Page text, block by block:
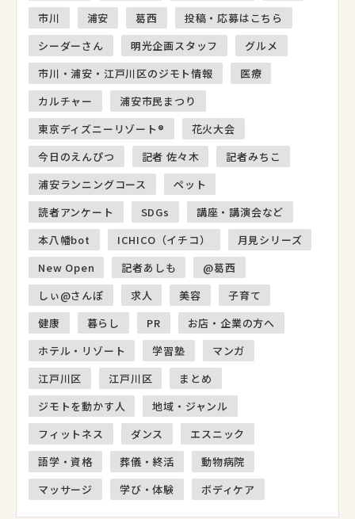
市川
浦安 葛西
投稿・応募はこちら
シーダーさん
明光企画スタッフ
グルメ
市川・浦安・江戸川区のジモト情報
医療
カルチャー
浦安市民まつり
東京ディズニーリゾート®
花火大会
今日のえんぴつ
記者 佐々木
記者みちこ
浦安ランニングコース
ペット
読者アンケート
SDGs
講座・講演会など
本八幡bot
ICHICO（イチコ）
月見シリーズ
New Open
記者あしも
@葛西
しぃ@さんぽ
求人 美容
子育て
健康
暮らし PR
お店・企業の方へ
ホテル・リゾート
学習塾
マンガ
江戸川区
江戸川区
まとめ
ジモトを動かす人
地域・ジャンル
フィットネス
ダンス
エスニック
語学・資格
葬儀・終活
動物病院
マッサージ
学び・体験 ボディケア